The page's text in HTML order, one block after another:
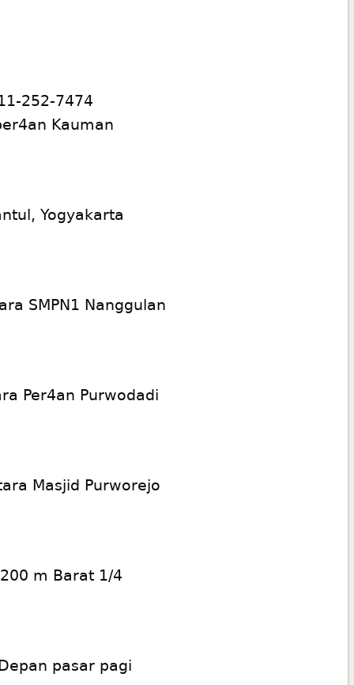
252-7474
Kauman
Yogyakarta
SMPN1 Nanggulan
Per4an Purwodadi
Masjid Purworejo
m Barat 1/4
pasar pagi